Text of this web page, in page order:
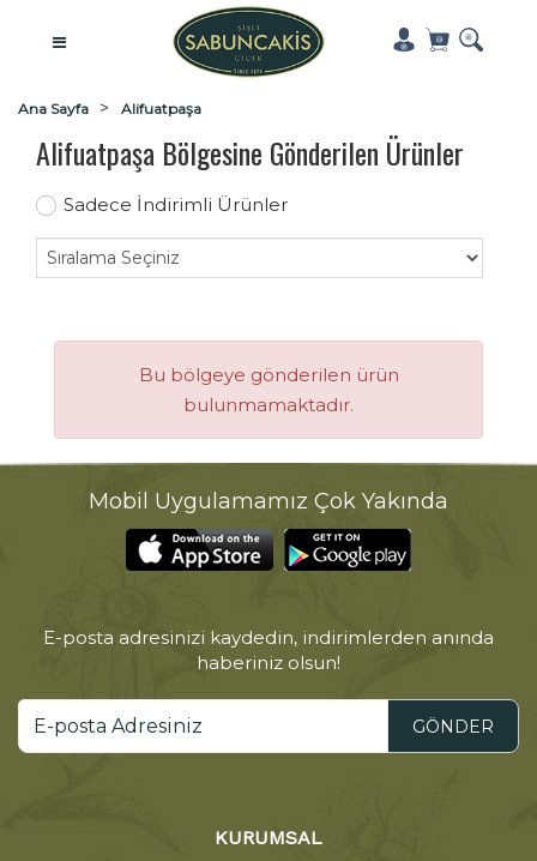
Ana Sayfa Alifuatpaşa
Alifuatpaşa Bölgesine Gönderilen Ürünler
Sadece İndirimli Ürünler
Bu bölgeye gönderilen ürün
bulunmamaktadır.
Mobil Uygulamamız Çok Yakında
E-posta adresinizi kaydedin, indirimlerden anında
haberiniz olsun!
GÖNDER
KURUMSAL